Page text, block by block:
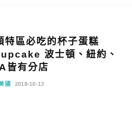
特區必吃的杯子蛋糕
波士頓、紐約、
皆有分店
國 2018-10-13